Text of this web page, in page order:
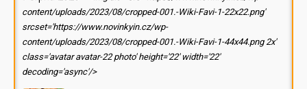
content/uploads/2023/08/cropped-001.-Wiki-Favi-1-22x22.png'
srcset='https://www.novinkyin.cz/wp-
content/uploads/2023/08/cropped-001.-Wiki-Favi-1-44x44.png 2x'
class='avatar avatar-22 photo' height='22' width='22'
decoding='async'/>